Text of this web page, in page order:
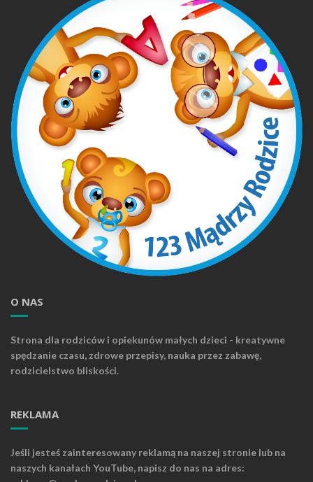
O NAS
Strona dla rodziców i opiekunów małych dzieci - kreatywne
spędzanie czasu, zdrowe przepisy, nauka przez zabawę,
rodzicielstwo bliskości.
REKLAMA
Jeśli jesteś zainteresowany reklamą na naszej stronie lub na
naszych kanałach YouTube, napisz do nas na adres: